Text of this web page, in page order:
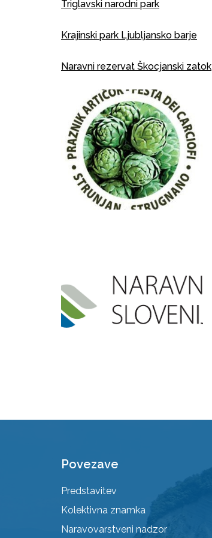
Triglavski narodni park
Krajinski park Ljubljansko barje
Naravni rezervat Škocjanski zatok
Povezave
Predstavitev
Kolektivna znamka
Naravovarstveni nadzor